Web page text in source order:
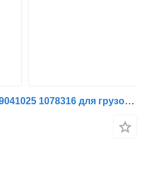
Пневмоклапан Renault 9041025 1078316 для грузовика Renault T (2013-)